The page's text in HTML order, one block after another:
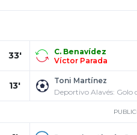
33'
C. Benavídez
Víctor Parada
13'
Toni Martínez
Deportivo Alavés: Golo